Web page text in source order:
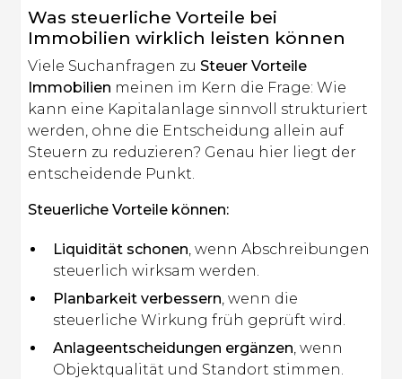
Was steuerliche Vorteile bei
Immobilien wirklich leisten können
Viele Suchanfragen zuSteuer Vorteile
Immobilien meinen im Kern die Frage: Wie
kann eine Kapitalanlage sinnvoll strukturiert
werden, ohne die Entscheidung allein auf
Steuern zu reduzieren? Genau hier liegt der
entscheidende Punkt.
Steuerliche Vorteile können:
Liquidität schonen, wenn Abschreibungen
steuerlich wirksam werden.
Planbarkeit verbessern, wenn die
steuerliche Wirkung früh geprüft wird.
Anlageentscheidungen ergänzen, wenn
Objektqualität und Standort stimmen.